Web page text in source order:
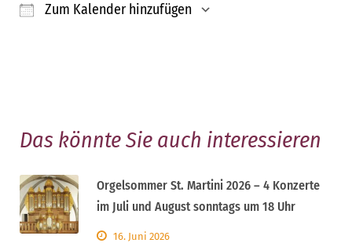
Zum Kalender hinzufügen
Das könnte Sie auch interessieren
Orgelsommer St. Martini 2026 – 4 Konzerte
im Juli und August sonntags um 18 Uhr
16. Juni 2026